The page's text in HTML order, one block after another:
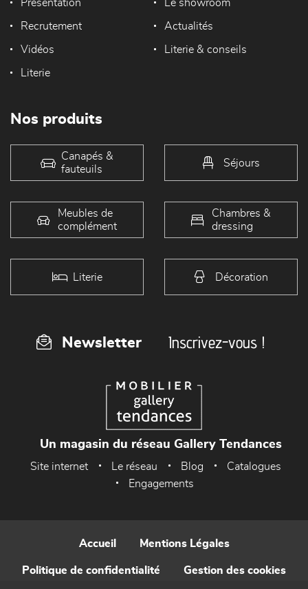
Présentation Le showroom
Recrutement Actualités
Vidéos Literie & conseils
Literie
Nos produits
Canapés &
fauteuils
Séjours
Meubles de
complément
Chambres &
dressing
Literie Décoration
Newsletter Inscrivez-vous !
Un magasin du réseau Gallery Tendances
Site internet Le réseau Blog
Catalogues
Engagements
Accueil Mentions Légales
Politique de confidentialité Gestion des cookies